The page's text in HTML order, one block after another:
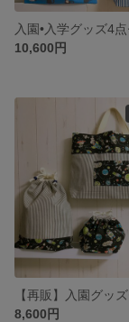
10,600円
8,600円